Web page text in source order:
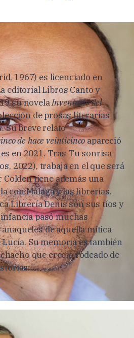
1967) es licenciado en
editorial Libros Canto y
su novelaInventario del
de prosas literarias
. Su breve relato
de hace veinticincoapareció
en 2021. Tras Tu sonrisa
2022), trabaja en el que será
tiene además una
con Málaga y las librerías.
Librería Denis son sus tíos y
pasó muchas
de aquella mítica
Su memoria es también
que creció rodeado de